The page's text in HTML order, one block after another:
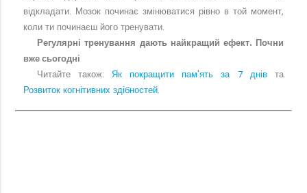
відкладати. Мозок починає змінюватися рівно в той момент,
коли ти починаєш його тренувати.
Регулярні тренування дають найкращий ефект. Почни
вже сьогодні
Читайте також:Як покращити пам'ять за 7 днівта
Розвиток когнітивних здібностей.